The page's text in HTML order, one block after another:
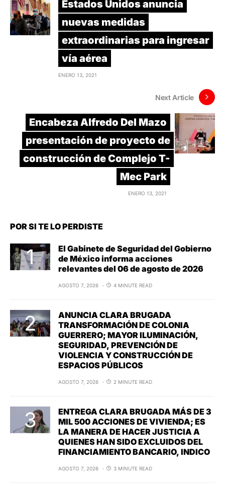
Estados Unidos anuncia
nuevas medidas
extraordinarias para ingresar
vía aérea
ENERO 13, 2021
Next Article
Encabeza Alfredo Del Mazo
presentación de proyecto de
construcción de Complejo T-
Mec Park
ENERO 13, 2021
POR SI TE LO PERDISTE
El Gabinete de Seguridad del Gobierno
de México informa acciones
relevantes del 06 de agosto de 2026
AGOSTO 7, 2026 4 MINUTE READ
ANUNCIA CLARA BRUGADA
TRANSFORMACIÓN DE COLONIA
GUERRERO; MAYOR ILUMINACIÓN,
SEGURIDAD, PREVENCIÓN DE
VIOLENCIA Y CONSTRUCCIÓN DE
ESPACIOS PÚBLICOS
AGOSTO 7, 2026 2 MINUTE READ
ENTREGA CLARA BRUGADA MÁS DE 3
MIL 500 ACCIONES DE VIVIENDA; ES
LA MANERA DE HACER JUSTICIA A
QUIENES HAN SIDO EXCLUIDOS DEL
FINANCIAMIENTO BANCARIO, INDICO
AGOSTO 7, 2026 3 MINUTE READ